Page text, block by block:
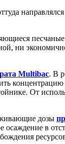
ни
Multibac. В
концентрацию
От
дозы
в